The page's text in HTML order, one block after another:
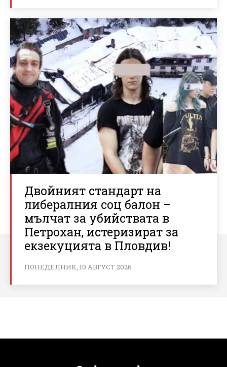
Двойният стандарт на
либералния соц балон –
мълчат за убийствата в
Петрохан, истеризират за
екзекуцията в Пловдив!
ПОНЕДЕЛНИК, 10 АВГУСТ 2026